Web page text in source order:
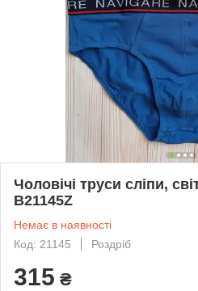
Чоловічі труси сліпи,
B21145Z
Немає в наявності
Код: 21145
Роздріб
315 ₴